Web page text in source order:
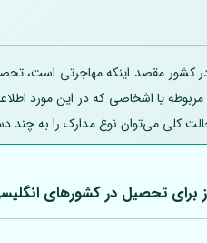
مقصد اینکه مهاجرتی است،
مربوطه یا اشخاصی که در این مورد
کلی می‌توان نوع مدارک را به چند
برای تحصیل در کشورهای